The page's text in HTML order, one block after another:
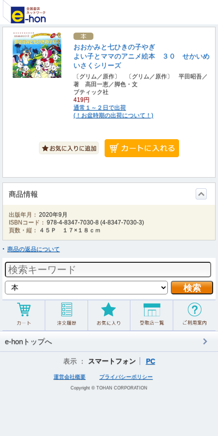
おおかみと七ひきの子やぎ
よい子とママのアニメ絵本 ３０ せかいめ
いさくシリーズ
〔グリム／原作〕 〔グリム／原作〕 平田昭吾／
著 高田一恵／脚色・文
ブティック社
419円
通常１～２日で出荷
(！お盆時期の出荷について！)
商品情報
出版年月： 2020年9月
ISBNコード： 978-4-8347-7030-8 (4-8347-7030-3)
頁数・縦：
４５Ｐ １７×１８ｃｍ
商品の返品について
e-honトップへ
表示 ： スマートフォン PC
運営会社概要 プライバシーポリシー
Copyright © TOHAN CORPORATION